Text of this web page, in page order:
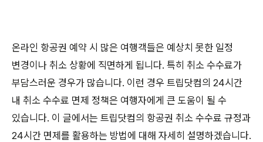
온라인 항공권 예약 시 많은 여행객들은 예상치 못한 일정
변경이나 취소 상황에 직면하게 됩니다. 특히 취소 수수료가
부담스러운 경우가 많습니다. 이런 경우 트립닷컴의 24시간
내 취소 수수료 면제 정책은 여행자에게 큰 도움이 될 수
있습니다. 이 글에서는 트립닷컴의 항공권 취소 수수료 규정과
24시간 면제를 활용하는 방법에 대해 자세히 설명하겠습니다.